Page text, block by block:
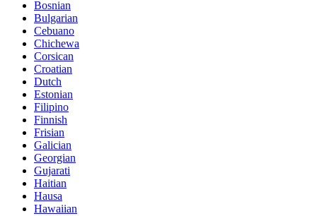
Bosnian
Bulgarian
Cebuano
Chichewa
Corsican
Croatian
Dutch
Estonian
Filipino
Finnish
Frisian
Galician
Georgian
Gujarati
Haitian
Hausa
Hawaiian